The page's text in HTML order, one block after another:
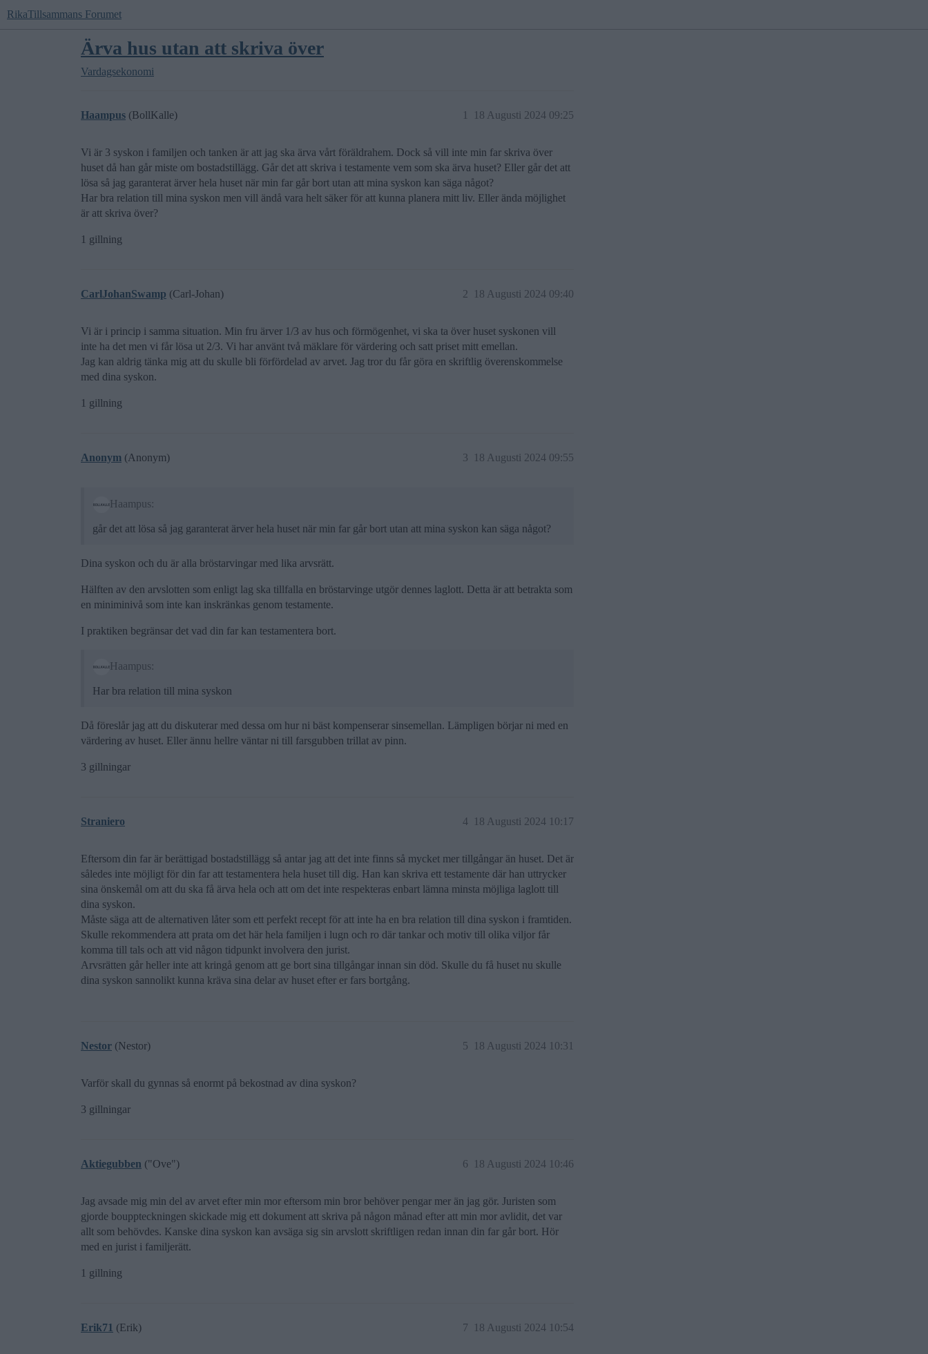
RikaTillsammans Forumet
Ärva hus utan att skriva över
Vardagsekonomi
Haampus (BollKalle) 18 Augusti 2024 09:25
1
Vi är 3 syskon i familjen och tanken är att jag ska ärva vårt föräldrahem. Dock så vill inte min far skriva över
huset då han går miste om bostadstillägg. Går det att skriva i testamente vem som ska ärva huset? Eller går det att
lösa så jag garanterat ärver hela huset när min far går bort utan att mina syskon kan säga något?
Har bra relation till mina syskon men vill ändå vara helt säker för att kunna planera mitt liv. Eller ända möjlighet
är att skriva över?
1 gillning
CarlJohanSwamp (Carl-Johan) 18 Augusti 2024 09:40
2
Vi är i princip i samma situation. Min fru ärver 1/3 av hus och förmögenhet, vi ska ta över huset syskonen vill
inte ha det men vi får lösa ut 2/3. Vi har använt två mäklare för värdering och satt priset mitt emellan.
Jag kan aldrig tänka mig att du skulle bli förfördelad av arvet. Jag tror du får göra en skriftlig överenskommelse
med dina syskon.
1 gillning
Anonym (Anonym) 18 Augusti 2024 09:55
3
Haampus:
går det att lösa så jag garanterat ärver hela huset när min far går bort utan att mina syskon kan säga något?
Dina syskon och du är alla bröstarvingar med lika arvsrätt.
Hälften av den arvslotten som enligt lag ska tillfalla en bröstarvinge utgör dennes laglott. Detta är att betrakta som
en miniminivå som inte kan inskränkas genom testamente.
I praktiken begränsar det vad din far kan testamentera bort.
Haampus:
Har bra relation till mina syskon
Då föreslår jag att du diskuterar med dessa om hur ni bäst kompenserar sinsemellan. Lämpligen börjar ni med en
värdering av huset. Eller ännu hellre väntar ni till farsgubben trillat av pinn.
3 gillningar
Straniero 18 Augusti 2024 10:17
4
Eftersom din far är berättigad bostadstillägg så antar jag att det inte finns så mycket mer tillgångar än huset. Det är
således inte möjligt för din far att testamentera hela huset till dig. Han kan skriva ett testamente där han uttrycker
sina önskemål om att du ska få ärva hela och att om det inte respekteras enbart lämna minsta möjliga laglott till
dina syskon.
Måste säga att de alternativen låter som ett perfekt recept för att inte ha en bra relation till dina syskon i framtiden.
Skulle rekommendera att prata om det här hela familjen i lugn och ro där tankar och motiv till olika viljor får
komma till tals och att vid någon tidpunkt involvera den jurist.
Arvsrätten går heller inte att kringå genom att ge bort sina tillgångar innan sin död. Skulle du få huset nu skulle
dina syskon sannolikt kunna kräva sina delar av huset efter er fars bortgång.
Nestor (Nestor) 18 Augusti 2024 10:31
5
Varför skall du gynnas så enormt på bekostnad av dina syskon?
3 gillningar
Aktiegubben ("Ove") 18 Augusti 2024 10:46
6
Jag avsade mig min del av arvet efter min mor eftersom min bror behöver pengar mer än jag gör. Juristen som
gjorde bouppteckningen skickade mig ett dokument att skriva på någon månad efter att min mor avlidit, det var
allt som behövdes. Kanske dina syskon kan avsäga sig sin arvslott skriftligen redan innan din far går bort. Hör
med en jurist i familjerätt.
1 gillning
Erik71 (Erik) 18 Augusti 2024 10:54
7